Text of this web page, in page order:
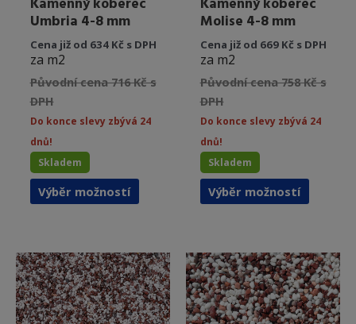
Kamenný koberec
Umbria 4-8 mm
Cena již od 634 Kč s DPH
za m2
Původní cena 716 Kč s
DPH
Do konce slevy zbývá 24
dnů!
Skladem
Výběr možností
Tento
produkt
variant.
Možnosti
lze
vybrat
Kamenný koberec
Molise 4-8 mm
Cena již od 669 Kč s DPH
za m2
Původní cena 758 Kč s
DPH
Do konce slevy zbývá 24
dnů!
Skladem
Výběr možností
Tento
produkt
variant.
lze
vybrat